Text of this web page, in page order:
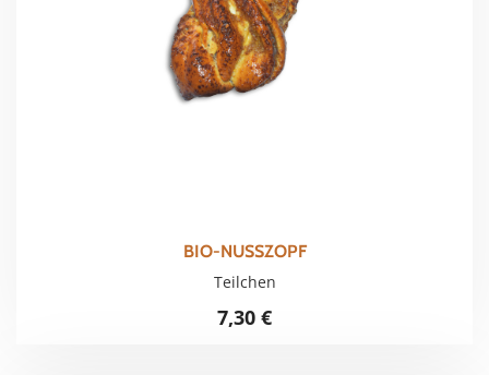
BIO-NUSSZOPF
Teilchen
7,30 €